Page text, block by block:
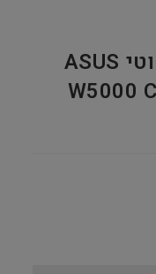
סט עכבר+מקלדת אלחוטי ASUS
W5000